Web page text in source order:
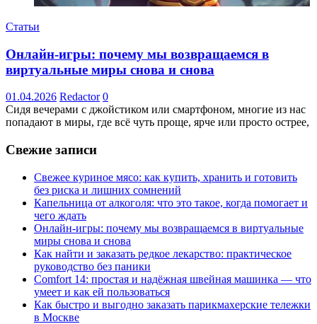
Статьи
Онлайн-игры: почему мы возвращаемся в
виртуальные миры снова и снова
01.04.2026 Redactor 0
Сидя вечерами с джойстиком или смартфоном, многие из нас
попадают в миры, где всё чуть проще, ярче или просто острее,
Свежие записи
Свежее куриное мясо: как купить, хранить и готовить
без риска и лишних сомнений
Капельница от алкоголя: что это такое, когда помогает и
чего ждать
Онлайн-игры: почему мы возвращаемся в виртуальные
миры снова и снова
Как найти и заказать редкое лекарство: практическое
руководство без паники
Comfort 14: простая и надёжная швейная машинка — что
умеет и как ей пользоваться
Как быстро и выгодно заказать парикмахерские тележки
в Москве